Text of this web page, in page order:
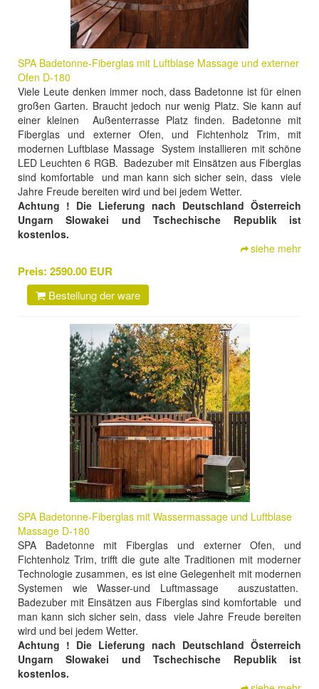
SPA Badetonne-Fiberglas mit Luftblase Massage und externer
Ofen D-180
Viele Leute denken immer noch, dass Badetonne ist für einen
großen Garten. Braucht jedoch nur wenig Platz. Sie kann auf
einer kleinen Außenterrasse Platz finden. Badetonne mit
Fiberglas und externer Ofen, und Fichtenholz Trim, mit
modernen Luftblase Massage System installieren mit schöne
LED Leuchten 6 RGB. Badezuber mit Einsätzen aus Fiberglas
sind komfortable und man kann sich sicher sein, dass viele
Jahre Freude bereiten wird und bei jedem Wetter.
Achtung ! Die Lieferung nach Deutschland Österreich
Ungarn Slowakei und Tschechische Republik ist
kostenlos.
siehe mehr
Preis: 2590.00 EUR
Bestellung der ware
SPA Badetonne-Fiberglas mit Wassermassage und Luftblase
Massage D-180
SPA Badetonne mit Fiberglas und externer Ofen, und
Fichtenholz Trim, trifft die gute alte Traditionen mit moderner
Technologie zusammen, es ist eine Gelegenheit mit modernen
Systemen wie Wasser-und Luftmassage auszustatten.
Badezuber mit Einsätzen aus Fiberglas sind komfortable und
man kann sich sicher sein, dass viele Jahre Freude bereiten
wird und bei jedem Wetter.
Achtung ! Die Lieferung nach Deutschland Österreich
Ungarn Slowakei und Tschechische Republik ist
kostenlos.